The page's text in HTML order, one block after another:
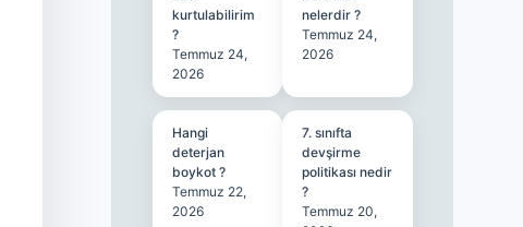
kurtulabilirim
?
Temmuz 24,
2026
nelerdir ?
Temmuz 24,
2026
Hangi
deterjan
boykot ?
Temmuz 22,
2026
7. sınıfta
devşirme
politikası nedir
?
Temmuz 20,